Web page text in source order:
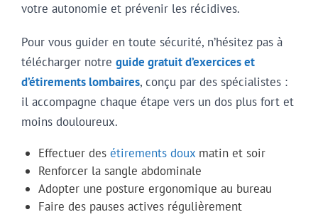
votre autonomie et prévenir les récidives.
Pour vous guider en toute sécurité, n’hésitez pas à
télécharger notre guide gratuit d’exercices et
d’étirements lombaires, conçu par des spécialistes :
il accompagne chaque étape vers un dos plus fort et
moins douloureux.
Effectuer des étirements douxmatin et soir
Renforcer la sangle abdominale
Adopter une posture ergonomique au bureau
Faire des pauses actives régulièrement